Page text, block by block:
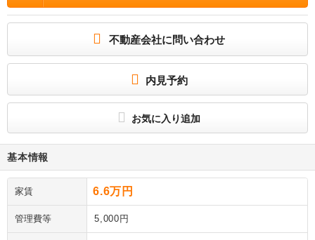
不動産会社に問い合わせ
内見予約
お気に入り追加
基本情報
家賃 6.6万円
管理費等 5,000円